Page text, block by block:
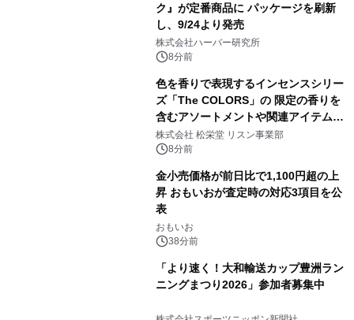
ク』が定番商品に パッケージを刷新
し、9/24より発売
株式会社ハーバー研究所
8分前
色を香りで表現するインセンスシリー
ズ「The COLORS」の 限定の香りを
含むアソートメントや関連アイテムを
8月6日発売
株式会社 松栄堂 リスン事業部
8分前
金小売価格が前日比で1,100円超の上
昇 おもいおが査定時の対応3項目を公
表
おもいお
38分前
「より速く！大和輸送カップ豊洲ラン
ニングまつり2026」参加者募集中